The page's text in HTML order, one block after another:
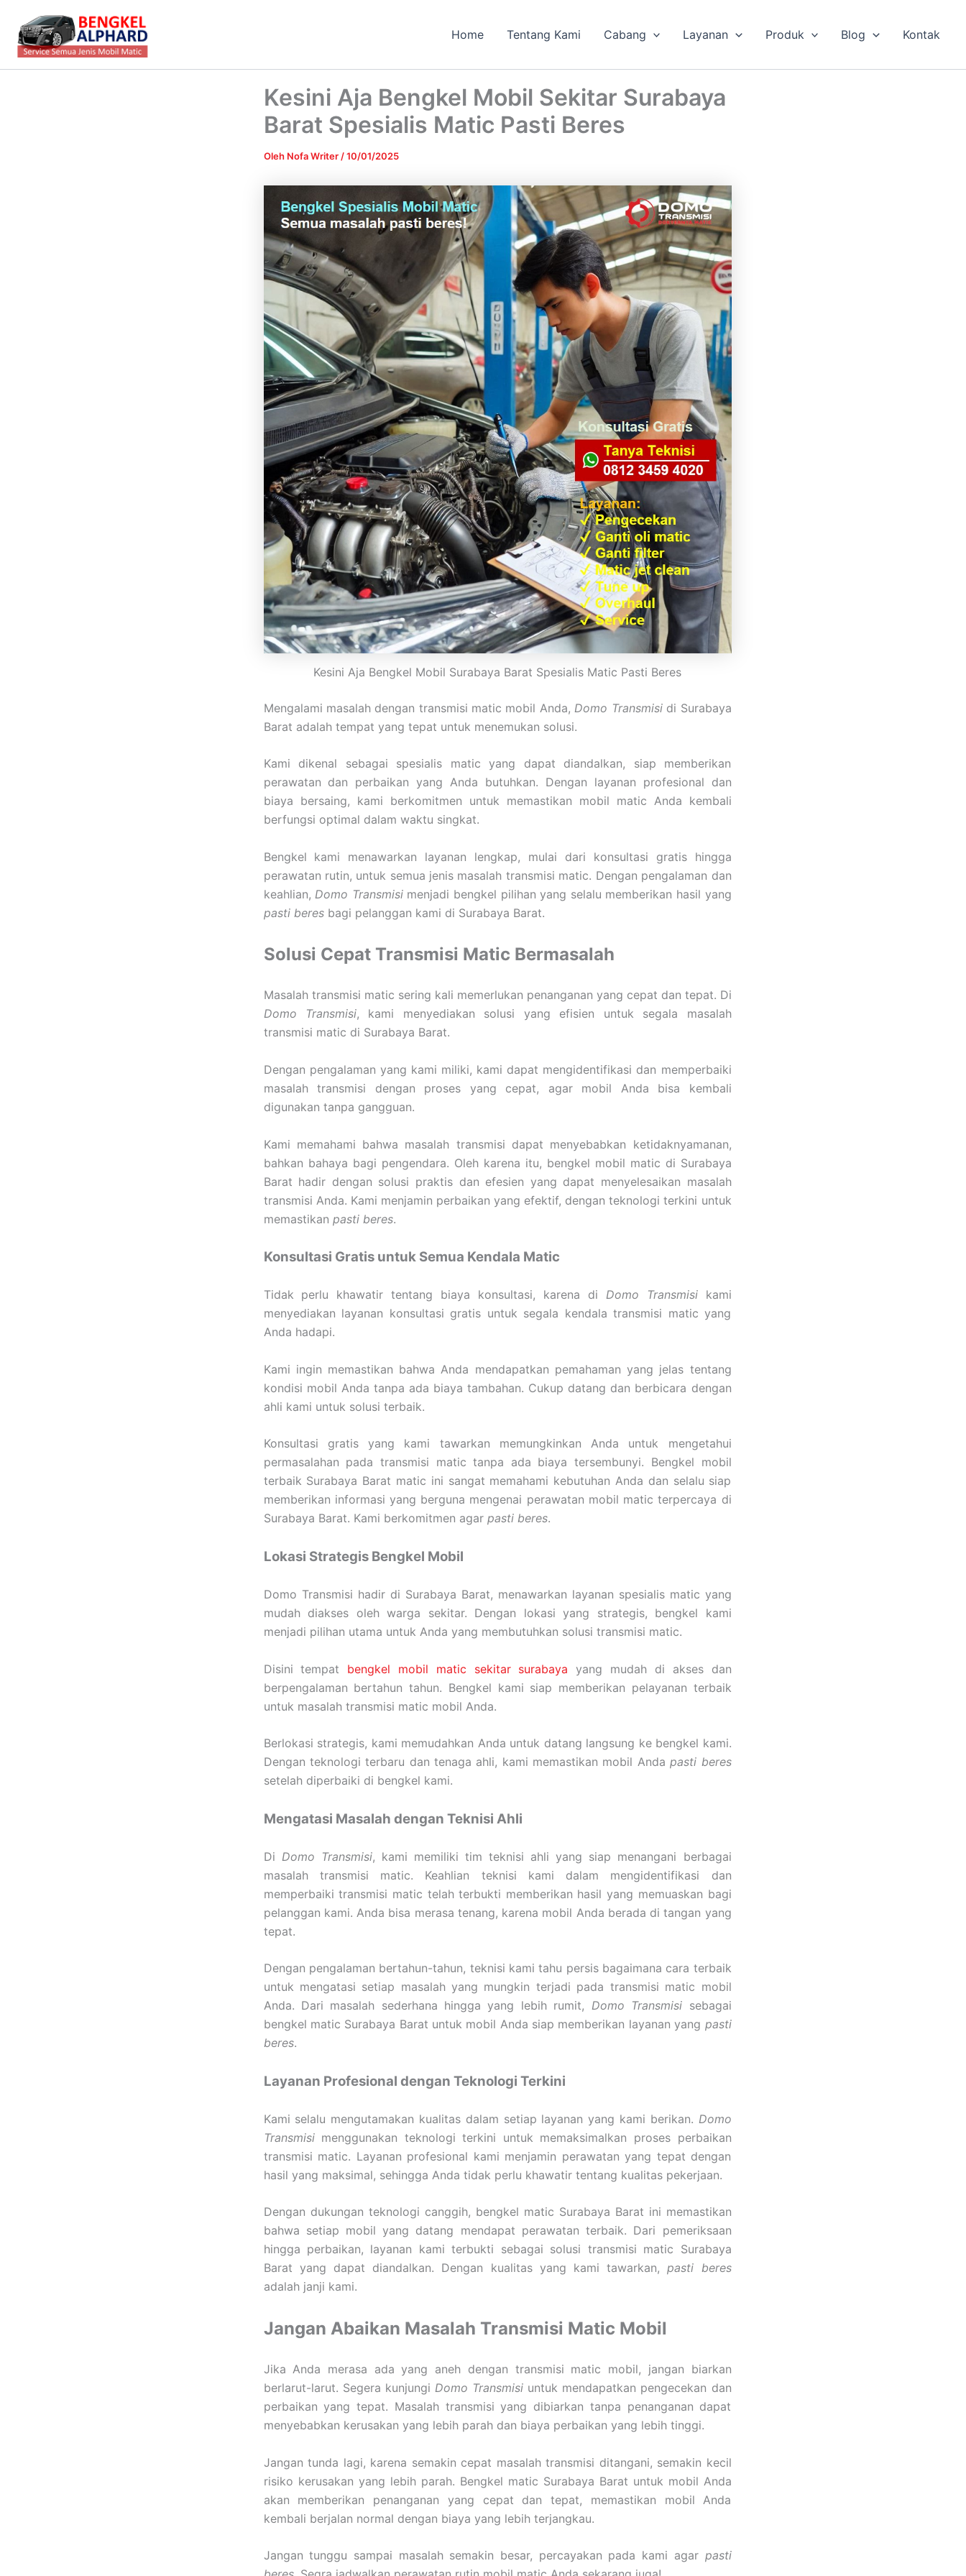
konten
Home Tentang Kami Cabang Layanan Produk Blog Kontak
Kesini Aja Bengkel Mobil Sekitar Surabaya
Barat Spesialis Matic Pasti Beres
Oleh Nofa Writer /10/01/2025
Kesini Aja Bengkel Mobil Surabaya Barat Spesialis Matic Pasti Beres
Mengalami masalah dengan transmisi matic mobil Anda, Domo Transmisidi Surabaya
Barat adalah tempat yang tepat untuk menemukan solusi.
Kami dikenal sebagai spesialis matic yang dapat diandalkan, siap memberikan
perawatan dan perbaikan yang Anda butuhkan. Dengan layanan profesional dan
biaya bersaing, kami berkomitmen untuk memastikan mobil matic Anda kembali
berfungsi optimal dalam waktu singkat.
Bengkel kami menawarkan layanan lengkap, mulai dari konsultasi gratis hingga
perawatan rutin, untuk semua jenis masalah transmisi matic. Dengan pengalaman dan
keahlian, Domo Transmisimenjadi bengkel pilihan yang selalu memberikan hasil yang
pasti beresbagi pelanggan kami di Surabaya Barat.
Solusi Cepat Transmisi Matic Bermasalah
Masalah transmisi matic sering kali memerlukan penanganan yang cepat dan tepat. Di
Domo Transmisi, kami menyediakan solusi yang efisien untuk segala masalah
transmisi matic di Surabaya Barat.
Dengan pengalaman yang kami miliki, kami dapat mengidentifikasi dan memperbaiki
masalah transmisi dengan proses yang cepat, agar mobil Anda bisa kembali
digunakan tanpa gangguan.
Kami memahami bahwa masalah transmisi dapat menyebabkan ketidaknyamanan,
bahkan bahaya bagi pengendara. Oleh karena itu, bengkel mobil matic di Surabaya
Barat hadir dengan solusi praktis dan efesien yang dapat menyelesaikan masalah
transmisi Anda. Kami menjamin perbaikan yang efektif, dengan teknologi terkini untuk
memastikan pasti beres.
Konsultasi Gratis untuk Semua Kendala Matic
Tidak perlu khawatir tentang biaya konsultasi, karena di Domo Transmisikami
menyediakan layanan konsultasi gratis untuk segala kendala transmisi matic yang
Anda hadapi.
Kami ingin memastikan bahwa Anda mendapatkan pemahaman yang jelas tentang
kondisi mobil Anda tanpa ada biaya tambahan. Cukup datang dan berbicara dengan
ahli kami untuk solusi terbaik.
Konsultasi gratis yang kami tawarkan memungkinkan Anda untuk mengetahui
permasalahan pada transmisi matic tanpa ada biaya tersembunyi. Bengkel mobil
terbaik Surabaya Barat matic ini sangat memahami kebutuhan Anda dan selalu siap
memberikan informasi yang berguna mengenai perawatan mobil matic terpercaya di
Surabaya Barat. Kami berkomitmen agar pasti beres.
Lokasi Strategis Bengkel Mobil
Domo Transmisi hadir di Surabaya Barat, menawarkan layanan spesialis matic yang
mudah diakses oleh warga sekitar. Dengan lokasi yang strategis, bengkel kami
menjadi pilihan utama untuk Anda yang membutuhkan solusi transmisi matic.
Disini tempat bengkel mobil matic sekitar surabaya yang mudah di akses dan
berpengalaman bertahun tahun. Bengkel kami siap memberikan pelayanan terbaik
untuk masalah transmisi matic mobil Anda.
Berlokasi strategis, kami memudahkan Anda untuk datang langsung ke bengkel kami.
Dengan teknologi terbaru dan tenaga ahli, kami memastikan mobil Andapasti beres
setelah diperbaiki di bengkel kami.
Mengatasi Masalah dengan Teknisi Ahli
Di Domo Transmisi, kami memiliki tim teknisi ahli yang siap menangani berbagai
masalah transmisi matic. Keahlian teknisi kami dalam mengidentifikasi dan
memperbaiki transmisi matic telah terbukti memberikan hasil yang memuaskan bagi
pelanggan kami. Anda bisa merasa tenang, karena mobil Anda berada di tangan yang
tepat.
Dengan pengalaman bertahun-tahun, teknisi kami tahu persis bagaimana cara terbaik
untuk mengatasi setiap masalah yang mungkin terjadi pada transmisi matic mobil
Anda. Dari masalah sederhana hingga yang lebih rumit, Domo Transmisi sebagai
bengkel matic Surabaya Barat untuk mobil Anda siap memberikan layanan yang pasti
beres.
Layanan Profesional dengan Teknologi Terkini
Kami selalu mengutamakan kualitas dalam setiap layanan yang kami berikan. Domo
Transmisimenggunakan teknologi terkini untuk memaksimalkan proses perbaikan
transmisi matic. Layanan profesional kami menjamin perawatan yang tepat dengan
hasil yang maksimal, sehingga Anda tidak perlu khawatir tentang kualitas pekerjaan.
Dengan dukungan teknologi canggih, bengkel matic Surabaya Barat ini memastikan
bahwa setiap mobil yang datang mendapat perawatan terbaik. Dari pemeriksaan
hingga perbaikan, layanan kami terbukti sebagai solusi transmisi matic Surabaya
Barat yang dapat diandalkan. Dengan kualitas yang kami tawarkan,pasti beres
adalah janji kami.
Jangan Abaikan Masalah Transmisi Matic Mobil
Jika Anda merasa ada yang aneh dengan transmisi matic mobil, jangan biarkan
berlarut-larut. Segera kunjungi Domo Transmisi untuk mendapatkan pengecekan dan
perbaikan yang tepat. Masalah transmisi yang dibiarkan tanpa penanganan dapat
menyebabkan kerusakan yang lebih parah dan biaya perbaikan yang lebih tinggi.
Jangan tunda lagi, karena semakin cepat masalah transmisi ditangani, semakin kecil
risiko kerusakan yang lebih parah. Bengkel matic Surabaya Barat untuk mobil Anda
akan memberikan penanganan yang cepat dan tepat, memastikan mobil Anda
kembali berjalan normal dengan biaya yang lebih terjangkau.
Jangan tunggu sampai masalah semakin besar, percayakan pada kami agar pasti